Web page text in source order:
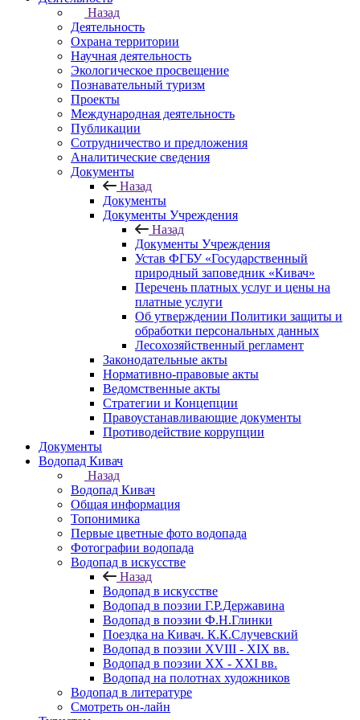
Назад
Деятельность
Охрана территории
Научная деятельность
Экологическое просвещение
Познавательный туризм
Проекты
Международная деятельность
Публикации
Сотрудничество и предложения
Аналитические сведения
Документы
Назад
Документы
Документы Учреждения
Назад
Документы Учреждения
Устав ФГБУ «Государственный
природный заповедник «Кивач»
Перечень платных услуг и цены на
платные услуги
Об утверждении Политики защиты и
обработки персональных данных
Лесохозяйственный регламент
Законодательные акты
Нормативно-правовые акты
Ведомственные акты
Стратегии и Концепции
Правоустанавливающие документы
Противодействие коррупции
Документы
Водопад Кивач
Назад
Водопад Кивач
Общая информация
Топонимика
Первые цветные фото водопада
Фотографии водопада
Водопад в искусстве
Назад
Водопад в искусстве
Водопад в поэзии Г.Р.Державина
Водопад в поэзии Ф.Н.Глинки
Поездка на Кивач. К.К.Случевский
Водопад в поэзии XVIII - XIX вв.
Водопад в поэзии XX - XXI вв.
Водопад на полотнах художников
Водопад в литературе
Смотреть он-лайн